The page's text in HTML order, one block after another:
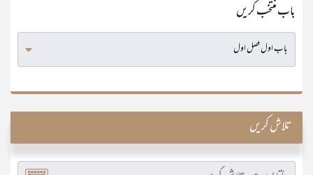
باب منتخب کریں
تلاش کریں